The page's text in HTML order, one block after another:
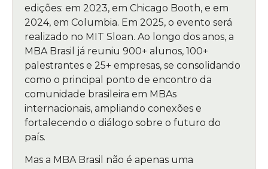
edições: em 2023, em Chicago Booth, e em
2024, em Columbia. Em 2025, o evento será
realizado no MIT Sloan. Ao longo dos anos, a
MBA Brasil já reuniu 900+ alunos, 100+
palestrantes e 25+ empresas, se consolidando
como o principal ponto de encontro da
comunidade brasileira em MBAs
internacionais, ampliando conexões e
fortalecendo o diálogo sobre o futuro do
país.
Mas a MBA Brasil não é apenas uma